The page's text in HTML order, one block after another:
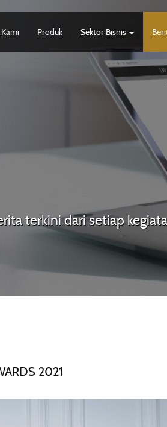
Produk Sektor Bisnis
terkini dari setiap
2021